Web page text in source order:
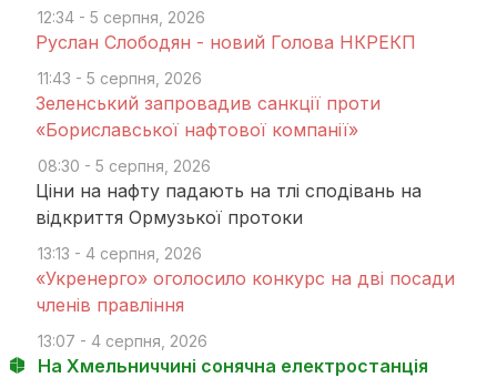
12:34 - 5 серпня, 2026
Руслан Слободян - новий Голова НКРЕКП
11:43 - 5 серпня, 2026
Зеленський запровадив санкції проти
«Бориславської нафтової компанії»
08:30 - 5 серпня, 2026
Ціни на нафту падають на тлі сподівань на
відкриття Ормузької протоки
13:13 - 4 серпня, 2026
«Укренерго» оголосило конкурс на дві посади
членів правління
13:07 - 4 серпня, 2026
На Хмельниччині сонячна електростанція